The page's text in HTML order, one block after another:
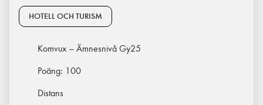
HOTELL OCH TURISM
Komvux – Ämnesnivå Gy25
Poäng: 100
Distans